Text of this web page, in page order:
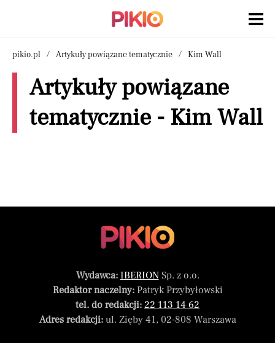
pikio.pl Artykuły powiązane tematycznie Kim Wall
Artykuły powiązane
tematycznie - Kim Wall
Wydawca: IBERIONSp. z o.o.
Redaktor naczelny:Patryk Przybyłowski
tel. do redakcji: 22 113 14 62
Adres redakcji:ul. Zięby 41, 02-808 Warszawa